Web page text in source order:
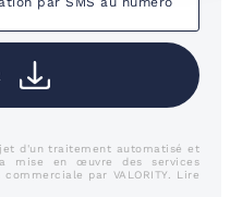
d'un traitement automatisé et
mise en œuvre des services
par VALORITY. Lire